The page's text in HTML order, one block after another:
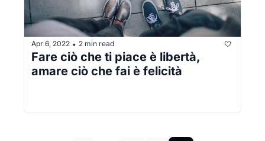
Apr 6, 2022 • 2 min read
Fare ciò che ti piace è libertà,
amare ciò che fai è felicità